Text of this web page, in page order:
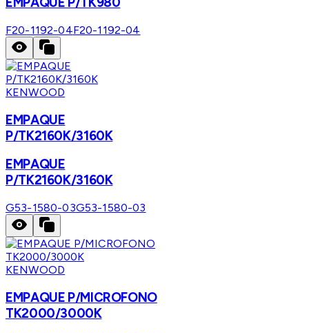
F20-1192-04F20-1192-04
KENWOOD
EMPAQUE
P/TK2160K/3160K
EMPAQUE
P/TK2160K/3160K
G53-1580-03G53-1580-03
KENWOOD
EMPAQUE P/MICROFONO
TK2000/3000K